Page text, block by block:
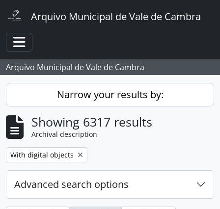
Arquivo Municipal de Vale de Cambra
Toggle navigation
Arquivo Municipal de Vale de Cambra
Narrow your results by:
Showing 6317 results
Archival description
Remove filter:
With digital objects
Advanced search options